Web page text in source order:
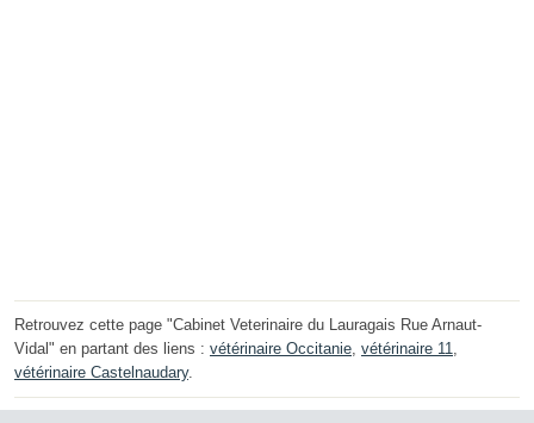
Retrouvez cette page "Cabinet Veterinaire du Lauragais Rue Arnaut-
Vidal" en partant des liens : vétérinaire Occitanie vétérinaire 11
vétérinaire Castelnaudary.